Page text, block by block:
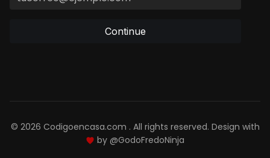
Continue
© 2026 Codigoencasa.com . All rights reserved. Design with
by @GodoFredoNinja